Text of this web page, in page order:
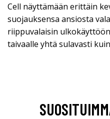
Cell näyttämään erittäin
suojauksensa ansiosta
riippuvalaisin
taivaalle yhtä sulavasti